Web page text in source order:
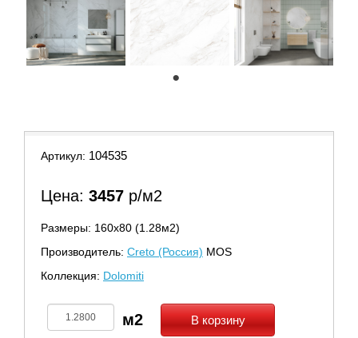
Артикул: 104535
Цена: 3457 р/м2
Размеры: 160х80 (1.28м2)
Производитель: Creto (Россия) MOS
Коллекция: Dolomiti
В корзину